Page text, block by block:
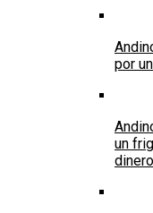
por
un
dinero